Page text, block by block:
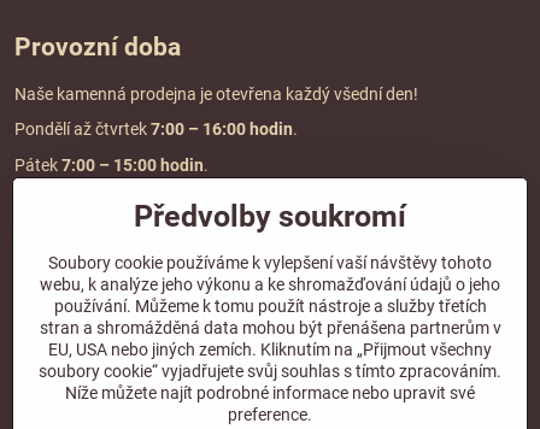
Provozní doba
Naše kamenná prodejna je otevřena každý všední den!
Pondělí až čtvrtek7:00 – 16:00 hodin.
Pátek7:00 – 15:00 hodin.
Doprava a platba
DOPRAVA ZDARMA
při objednávce nad2000 Kč vč. DPH.
*Nevztahuje se na paletovou přepravu.
Předvolby soukromí
Soubory cookie používáme k vylepšení vaší návštěvy tohoto
webu, k analýze jeho výkonu a ke shromažďování údajů o jeho
používání. Můžeme k tomu použít nástroje a služby třetích
stran a shromážděná data mohou být přenášena partnerům v
EU, USA nebo jiných zemích. Kliknutím na „Přijmout všechny
soubory cookie“ vyjadřujete svůj souhlas s tímto zpracováním.
Níže můžete najít podrobné informace nebo upravit své
preference.